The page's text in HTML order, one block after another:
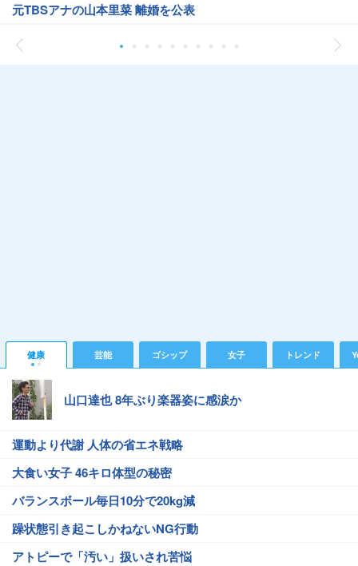
元TBSアナの山本里菜 離婚を公表
健康 芸能 ゴシップ 女子 トレンド
山口達也 8年ぶり楽器姿に感涙か
運動より代謝 人体の省エネ戦略
大食い女子 46キロ体型の秘密
バランスボール毎日10分で20kg減
躁状態引き起こしかねないNG行動
アトピーで「汚い」扱いされ苦悩